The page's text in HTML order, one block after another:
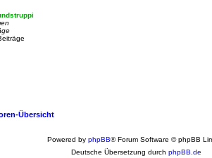
e
e
Übersicht
Powered by phpBB® Forum Software © phpBB
Deutsche Übersetzung durch phpBB.de